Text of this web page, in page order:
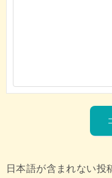
日本語が含まれない投